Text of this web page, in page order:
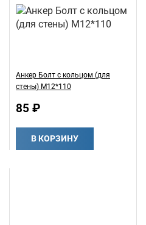
Анкер Болт с кольцом (для
стены) М12*110
85 ₽
В КОРЗИНУ